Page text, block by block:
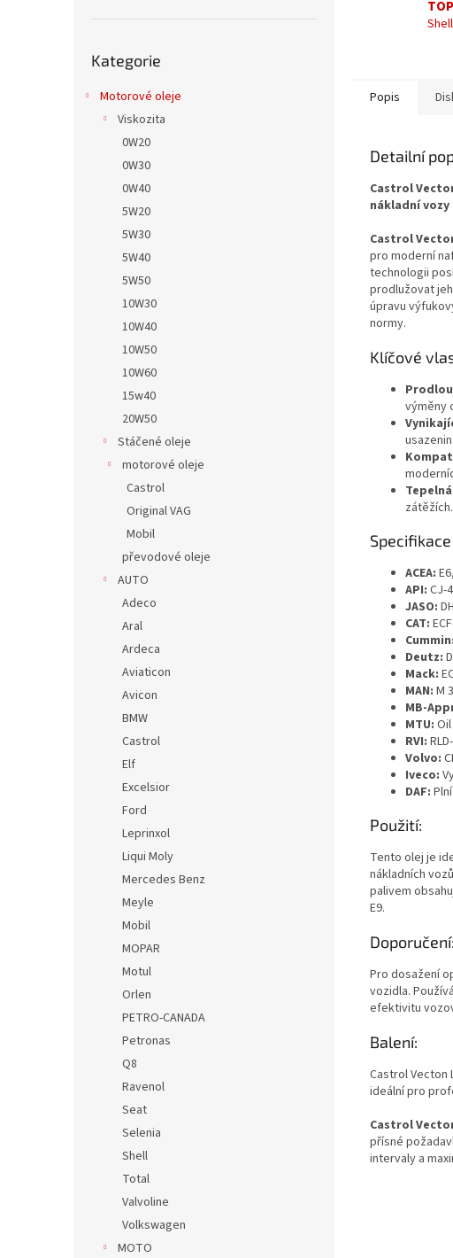
kategorie
Kategorie
Motorové oleje
Viskozita
0W20
0W30
0W40
5W20
5W30
5W40
5W50
10W30
10W40
10W50
10W60
15w40
20W50
Stáčené oleje
motorové oleje
Castrol
Original VAG
Mobil
převodové oleje
AUTO
Adeco
Aral
Ardeca
Aviaticon
Avicon
BMW
Castrol
Elf
Excelsior
Ford
Leprinxol
Liqui Moly
Mercedes Benz
Meyle
Mobil
MOPAR
Motul
Orlen
PETRO-CANADA
Petronas
Q8
Ravenol
Seat
Selenia
Shell
Total
Valvoline
Volkswagen
MOTO
Popis
Detailní
Castrol
nákladní vozy
Castrol
pro moderní
technologii
prodlužovat
úpravu
normy.
Klíčové
výměny
zátěžích.
ACEA:
API: CJ-4
JASO:
CAT:
Deutz:
Mack:
MAN: M
MB-
MTU:
RVI:
Volvo:
Iveco:
DAF:
Použití:
Tento olej je
nákladních
palivem
E9.
Doporučení:
Pro dosažení
vozidla.
efektivitu
Balení:
Castrol Vecton
ideální pro
Castrol
přísné
intervaly a